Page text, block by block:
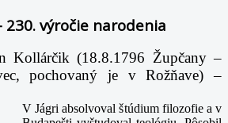
230. výročie narodenia
Kollárčik (18.8.1796 Župčany –
pochovaný je v Rožňave) –
V Jágri absolvoval štúdium filozofie a v